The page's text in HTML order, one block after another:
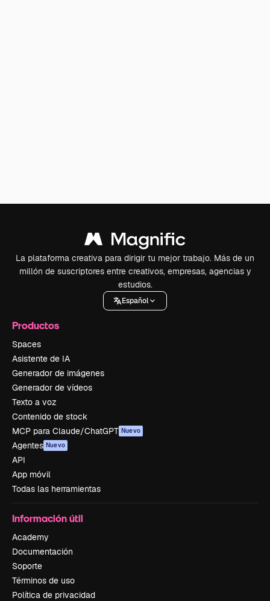
La plataforma creativa para dirigir tu mejor trabajo. Más de un
millón de suscriptores entre creativos, empresas, agencias y
estudios.
Español
Productos
Spaces
Asistente de IA
Generador de imágenes
Generador de vídeos
Texto a voz
Contenido de stock
MCP para Claude/ChatGPT Nuevo
Agentes Nuevo
API
App móvil
Todas las herramientas
Información útil
Academy
Documentación
Soporte
Términos de uso
Política de privacidad